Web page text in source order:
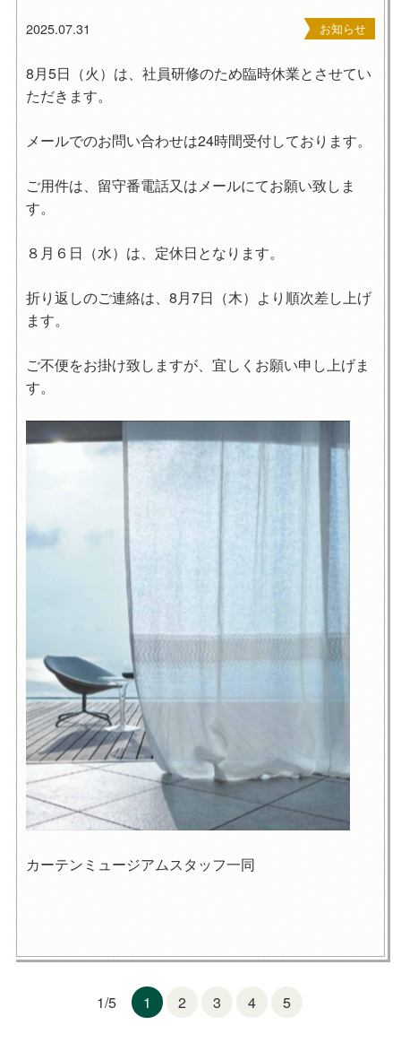
2025.07.31 お知らせ
8月5日（火）は、社員研修のため臨時休業とさせてい
ただきます。
メールでのお問い合わせは24時間受付しております。
ご用件は、留守番電話又はメールにてお願い致しま
す。
８月６日（水）は、定休日となります。
折り返しのご連絡は、8月7日（木）より順次差し上げ
ます。
ご不便をお掛け致しますが、宜しくお願い申し上げま
す。
カーテンミュージアムスタッフ一同
1/5 1 2 3 4 5